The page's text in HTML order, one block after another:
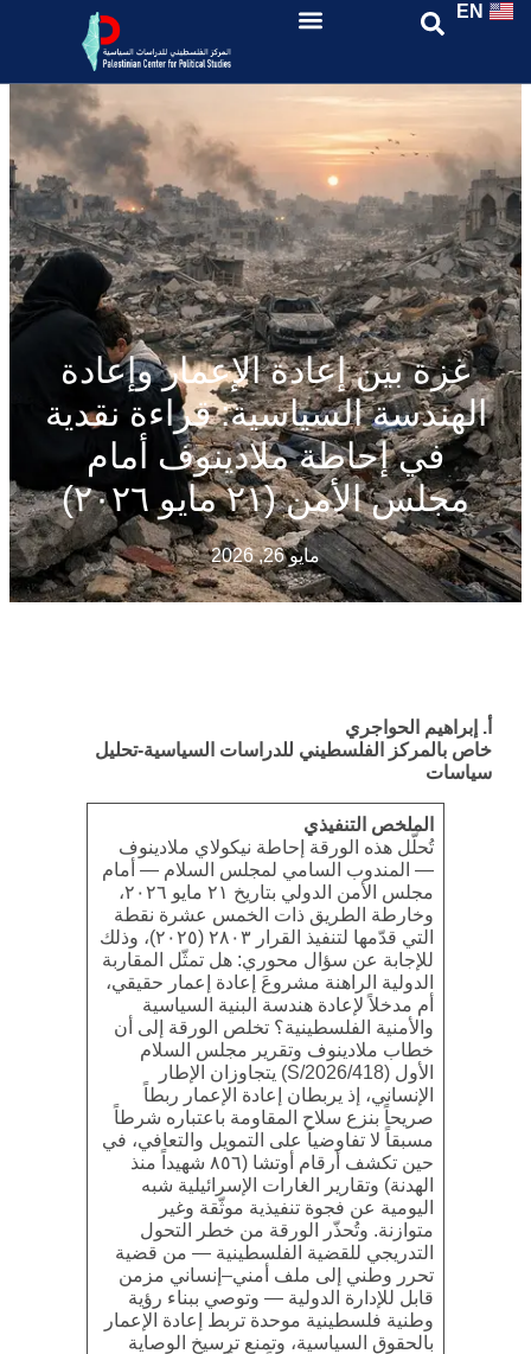
EN
غزة بين إعادة الإعمار وإعادة
الهندسة السياسية: قراءة نقدية
في إحاطة ملادينوف أمام
مجلس الأمن (٢١ مايو ٢٠٢٦)
مايو 26, 2026
أ. إبراهيم الحواجري
خاص بالمركز الفلسطيني للدراسات السياسية-تحليل
سياسات
الملخص التنفيذي
تُحلّل هذه الورقة إحاطة نيكولاي ملادينوف
— المندوب السامي لمجلس السلام — أمام
مجلس الأمن الدولي بتاريخ ٢١ مايو ٢٠٢٦،
وخارطة الطريق ذات الخمس عشرة نقطة
التي قدّمها لتنفيذ القرار ٢٨٠٣ (٢٠٢٥)، وذلك
للإجابة عن سؤال محوري: هل تمثّل المقاربة
الدولية الراهنة مشروعَ إعادة إعمار حقيقي،
أم مدخلاً لإعادة هندسة البنية السياسية
والأمنية الفلسطينية؟ تخلص الورقة إلى أن
خطاب ملادينوف وتقرير مجلس السلام
الأول (S/2026/418) يتجاوزان الإطار
الإنساني، إذ يربطان إعادة الإعمار ربطاً
صريحاً بنزع سلاح المقاومة باعتباره شرطاً
مسبقاً لا تفاوضياً على التمويل والتعافي، في
حين تكشف أرقام أوتشا (٨٥٦ شهيداً منذ
الهدنة) وتقارير الغارات الإسرائيلية شبه
اليومية عن فجوة تنفيذية موثّقة وغير
متوازنة. وتُحذّر الورقة من خطر التحول
التدريجي للقضية الفلسطينية — من قضية
تحرر وطني إلى ملف أمني–إنساني مزمن
قابل للإدارة الدولية — وتوصي ببناء رؤية
وطنية فلسطينية موحدة تربط إعادة الإعمار
بالحقوق السياسية، وتمنع ترسيخ الوصاية